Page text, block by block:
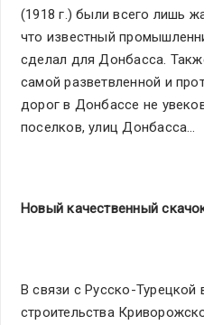
(1918 г.) были всего лишь
что известный
сделал для Донбасса.
самой разветвленной и
дорог в Донбассе не
поселков, улиц Донбасса…
Новый качественный
В связи с Русско-Турецкой
строительства